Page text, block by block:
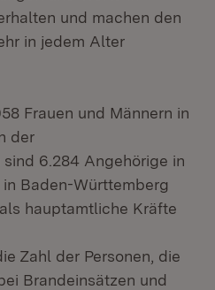
und machen den
in jedem Alter
Frauen und Männern in
der
6.284 Angehörige in
Baden-Württemberg
hauptamtliche Kräfte
Zahl der Personen, die
Brandeinsätzen und